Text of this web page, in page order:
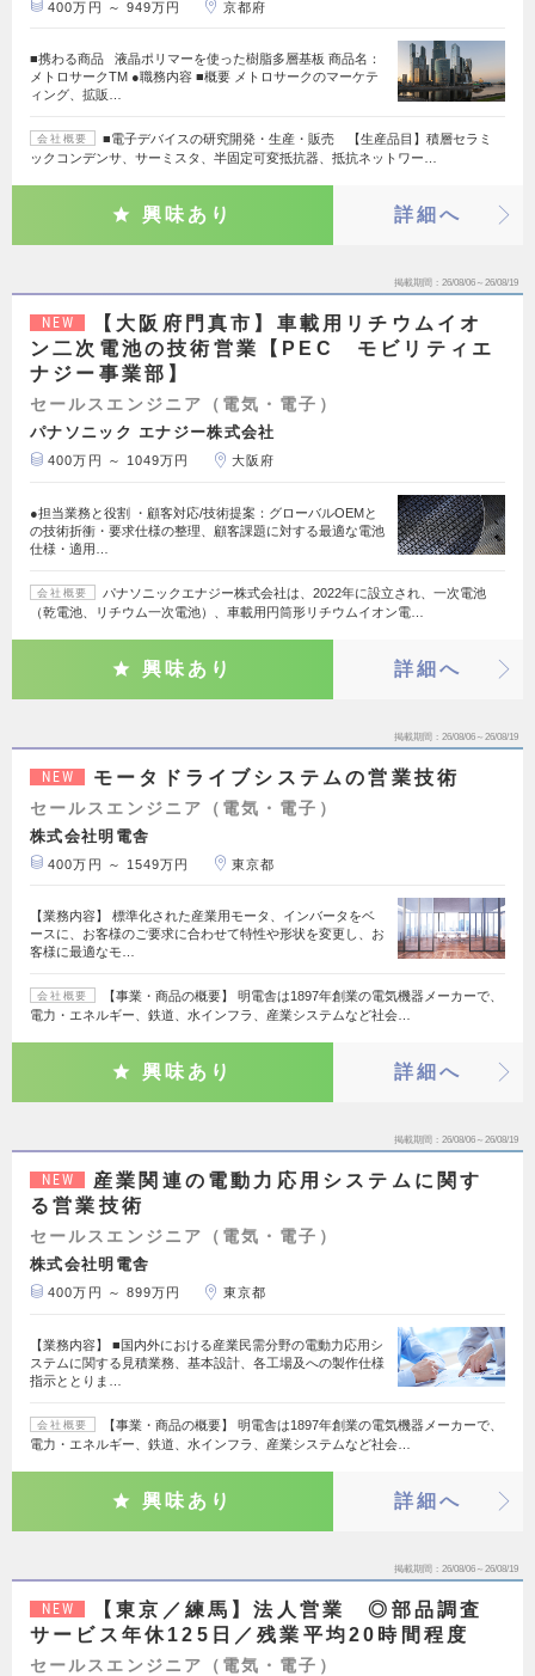
400万円 ～ 949万円 京都府
■携わる商品 液晶ポリマーを使った樹脂多層基板 商品名：
メトロサークTM ●職務内容 ■概要 メトロサークのマーケテ
ィング、拡販…
会社概要
■電子デバイスの研究開発・生産・販売 【生産品目】積層セラミ
ックコンデンサ、サーミスタ、半固定可変抵抗器、抵抗ネットワー…
興味あり 詳細へ
掲載期間 26/08/06～26/08/19
NEW
【大阪府門真市】車載用リチウムイオ
ン二次電池の技術営業【PEC モビリティエ
ナジー事業部】
セールスエンジニア（電気・電子）
パナソニック エナジー株式会社
400万円 ～ 1049万円 大阪府
●担当業務と役割 ・顧客対応/技術提案：グローバルOEMと
の技術折衝・要求仕様の整理、顧客課題に対する最適な電池
仕様・適用…
会社概要
パナソニックエナジー株式会社は、2022年に設立され、一次電池
（乾電池、リチウム一次電池）、車載用円筒形リチウムイオン電…
興味あり 詳細へ
掲載期間 26/08/06～26/08/19
NEW モータドライブシステムの営業技術
セールスエンジニア（電気・電子）
株式会社明電舎
400万円 ～ 1549万円 東京都
【業務内容】 標準化された産業用モータ、インバータをベ
ースに、お客様のご要求に合わせて特性や形状を変更し、お
客様に最適なモ…
会社概要
【事業・商品の概要】 明電舎は1897年創業の電気機器メーカーで、
電力・エネルギー、鉄道、水インフラ、産業システムなど社会…
興味あり 詳細へ
掲載期間 26/08/06～26/08/19
NEW
産業関連の電動力応用システムに関す
る営業技術
セールスエンジニア（電気・電子）
株式会社明電舎
400万円 ～ 899万円 東京都
【業務内容】 ■国内外における産業民需分野の電動力応用シ
ステムに関する見積業務、基本設計、各工場及への製作仕様
指示ととりま…
会社概要
【事業・商品の概要】 明電舎は1897年創業の電気機器メーカーで、
電力・エネルギー、鉄道、水インフラ、産業システムなど社会…
興味あり 詳細へ
掲載期間 26/08/06～26/08/19
NEW
【東京／練馬】法人営業 ◎部品調査
サービス年休125日／残業平均20時間程度
セールスエンジニア（電気・電子）